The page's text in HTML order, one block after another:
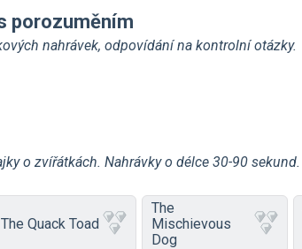
porozuměním
nahrávek, odpovídání na kontrolní otázky.
o zvířátkách. Nahrávky o délce 30-90 sekund.
The Quack Toad
The
Mischievous
Dog